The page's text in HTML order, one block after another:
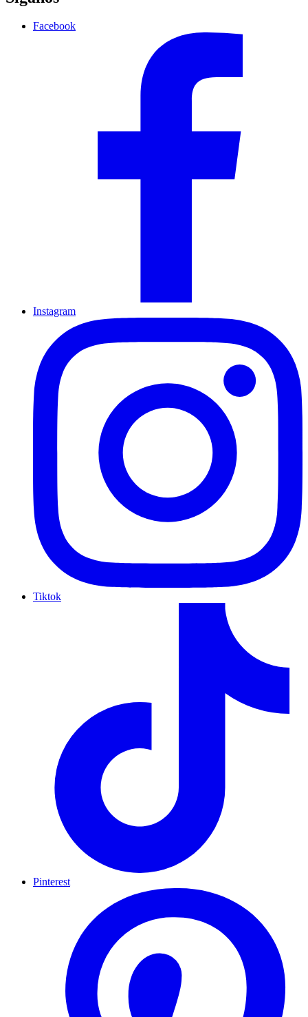
Facebook
Instagram
Tiktok
Pinterest